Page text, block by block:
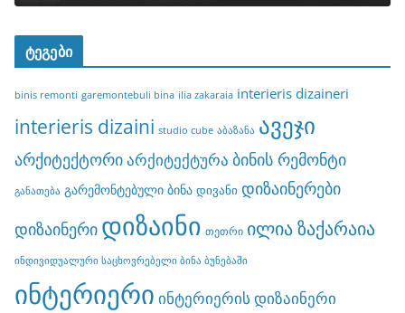
ტეგები
binis remonti garemontebuli bina ilia zakaraia interieris dizaineri
interieris dizaini studio cube აბაზანა ავეჯი
არქიტექტორიარქიტექტურა ბინის რემონტი
განათება გარემონტებული ბინა დივანი დიზაინერები
დიზაინერი დიზაინი თეთრი ილია ზაქარაია
ინდივიდუალური საცხოვრებელი ბინა ბუნებაში
ინტერიერი ინტერიერის დიზაინერი